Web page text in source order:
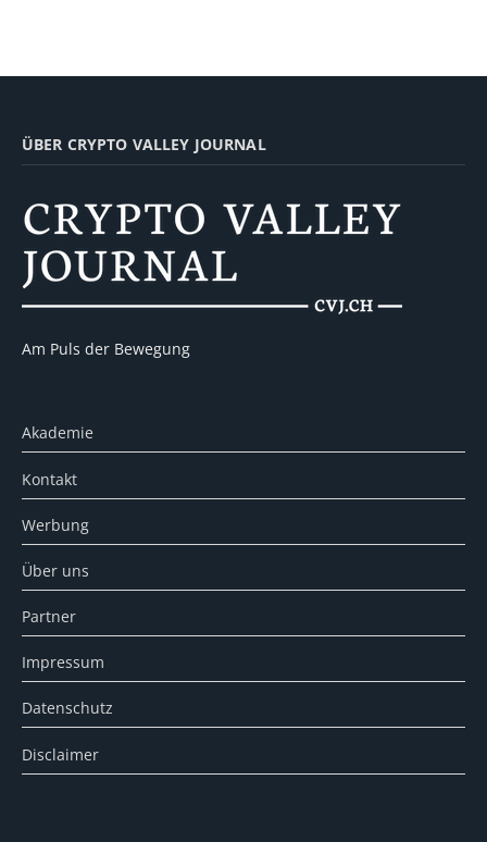
ÜBER CRYPTO VALLEY JOURNAL
Am Puls der Bewegung
Akademie
Kontakt
Werbung
Über uns
Partner
Impressum
Datenschutz
Disclaimer